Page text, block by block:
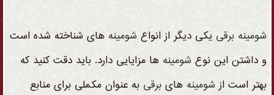
شومینه برقی یکی دیگر از انواع شومینه های شناخته شده است
و داشتن این نوع شومینه ها مزایایی دارد. باید دقت کنید که
بهتر است ازشومینه های برقی به عنوان مکملی برای منابع